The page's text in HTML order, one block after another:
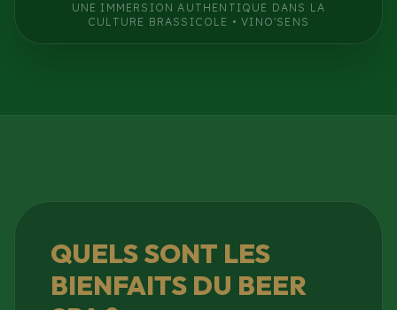
UNE IMMERSION AUTHENTIQUE DANS LA
CULTURE BRASSICOLE • VINO'SENS
QUELS SONT LES
BIENFAITS DU BEER